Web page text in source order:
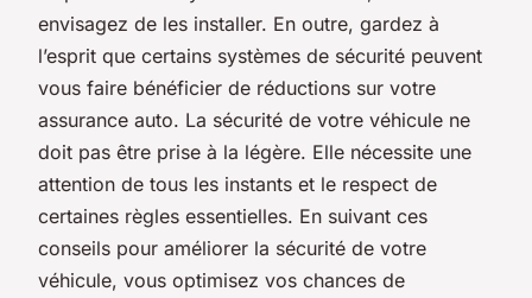
envisagez de les installer. En outre, gardez à
l’esprit que certains systèmes de sécurité peuvent
vous faire bénéficier de réductions sur votre
assurance auto. La sécurité de votre véhicule ne
doit pas être prise à la légère. Elle nécessite une
attention de tous les instants et le respect de
certaines règles essentielles. En suivant ces
conseils pour améliorer la sécurité de votre
véhicule, vous optimisez vos chances de